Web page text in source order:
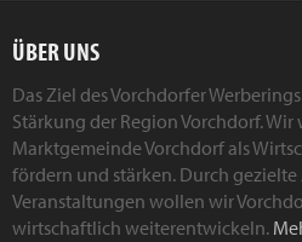
ÜBER UNS
Das Ziel des Vorchdorfer
Stärkung der Region Vorchdorf.
Marktgemeinde Vorchdorf als
fördern und stärken. Durch
Veranstaltungen wollen wir
wirtschaftlich weiterentwickeln.